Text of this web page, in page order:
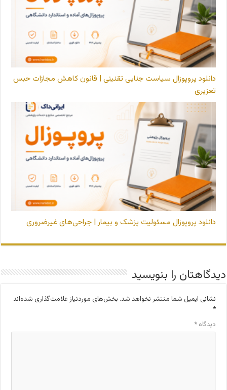
دانلود پروپوزال سیاست جنایی تقنینی | قانون کاهش مجازات حبس
تعزیری
دانلود پروپوزال مسئولیت پزشک و بیمار | جراحی‌های غیرضروری
دیدگاهتان را بنویسید
نشانی ایمیل شما منتشر نخواهد شد. بخش‌های موردنیاز علامت‌گذاری شده‌اند
*
دیدگاه*